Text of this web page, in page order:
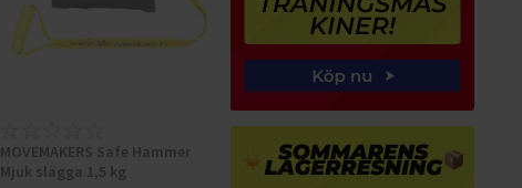
MOVEMAKERS Safe Hammer
Mjuk slägga 1,5 kg